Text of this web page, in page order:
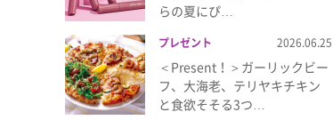
らの夏にぴ…
プレゼント 2026.06.25
＜Present！＞ガーリックビー
フ、大海老、テリヤキチキン
と食欲そそる3つ…